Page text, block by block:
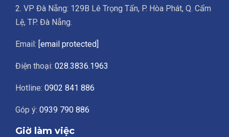
2. VP Đà Nẵng: 129B Lê Trọng Tấn, P. Hòa Phát, Q. Cẩm
Lệ, TP. Đà Nẵng.
Email: [email protected]
Điện thoại: 028.3836.1963
Hotline: 0902 841 886
Góp ý: 0939 790 886
Giờ làm việc